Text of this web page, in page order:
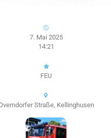
7. Mai 2025
14:21
FEU
Straße, Kellinghusen